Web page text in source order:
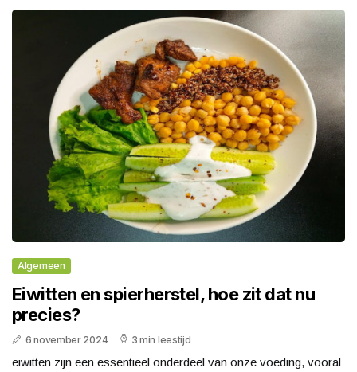
Algemeen
Eiwitten en spierherstel, hoe zit dat nu
precies?
6 november 2024 3 min leestijd
eiwitten zijn een essentieel onderdeel van onze voeding, vooral